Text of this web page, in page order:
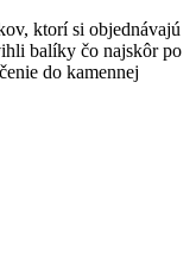
ktorí si objednávajú
balíky čo najskôr po
do kamennej